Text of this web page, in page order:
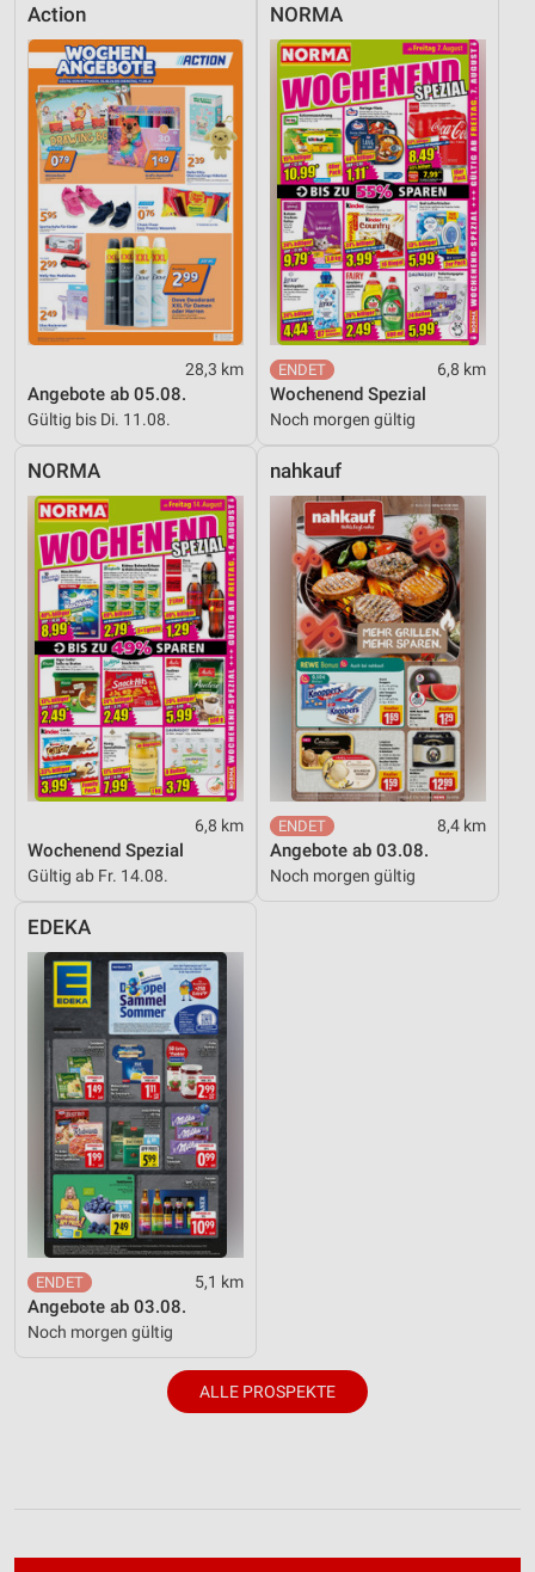
Action
28,3 km
Angebote ab 05.08.
Gültig bis Di. 11.08.
NORMA
6,8 km
Wochenend Spezial
Noch morgen gültig
NORMA
6,8 km
Wochenend Spezial
Gültig ab Fr. 14.08.
nahkauf
8,4 km
Angebote ab 03.08.
Noch morgen gültig
EDEKA
5,1 km
Angebote ab 03.08.
Noch morgen gültig
ALLE PROSPEKTE